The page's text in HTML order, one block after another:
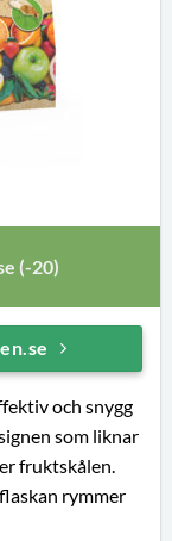
(-20)
och snygg
som liknar
fruktskålen.
rymmer